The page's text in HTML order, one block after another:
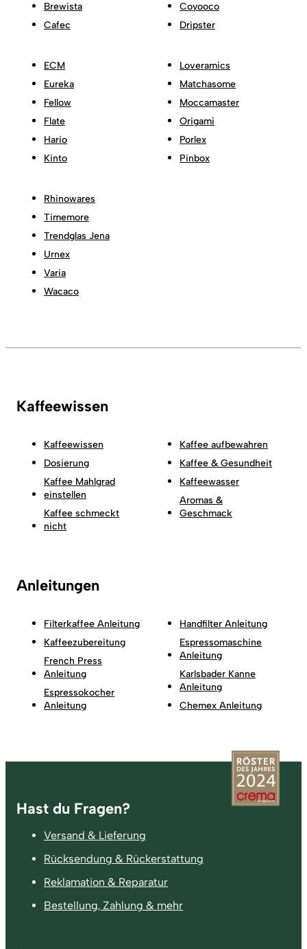
Brewista
Cafec
Coyooco
Dripster
ECM
Eureka
Fellow
Flate
Hario
Kinto
Loveramics
Matchasome
Moccamaster
Origami
Porlex
Pinbox
Rhinowares
Timemore
Trendglas Jena
Urnex
Varia
Wacaco
Kaffeewissen
Kaffeewissen
Dosierung
Kaffee Mahlgrad
einstellen
Kaffee schmeckt
nicht
Kaffee aufbewahren
Kaffee & Gesundheit
Kaffeewasser
Aromas &
Geschmack
Anleitungen
Filterkaffee Anleitung
Kaffeezubereitung
French Press
Anleitung
Espressokocher
Anleitung
Handfilter Anleitung
Espressomaschine
Anleitung
Karlsbader Kanne
Anleitung
Chemex Anleitung
Fußzeile
Hast du Fragen?
Versand & Lieferung
Rücksendung & Rückerstattung
Reklamation & Reparatur
Bestellung, Zahlung & mehr